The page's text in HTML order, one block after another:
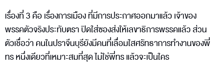
เรื่องที่ 3 คือ เรื่องการเมือง ที่มีการประกาศออกมาแล้ว เจ้าของ
พรรคตัวจริงประทับตรา ปิดใส่ซองส่งให้เลขาธิการพรรคแล้ว ส่วน
ตัวเชื่อว่า คนในปราจีนบุรียังมีคนที่เลื่อมใสศรัทธาการทำงานของพี่
ทร หนึ่งเดียวที่เหมาะสมที่สุด ไม่ใช่พี่ทร แล้วจะเป็นใคร